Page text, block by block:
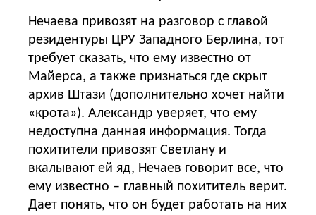
Нечаева привозят на разговор с главой
резидентуры ЦРУ Западного Берлина, тот
требует сказать, что ему известно от
Майерса, а также признаться где скрыт
архив Штази (дополнительно хочет найти
«крота»). Александр уверяет, что ему
недоступна данная информация. Тогда
похитители привозят Светлану и
вкалывают ей яд, Нечаев говорит все, что
ему известно – главный похититель верит.
Дает понять, что он будет работать на них